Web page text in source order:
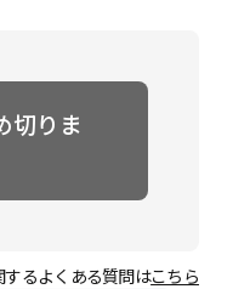
切りま
るよくある質問はこちら